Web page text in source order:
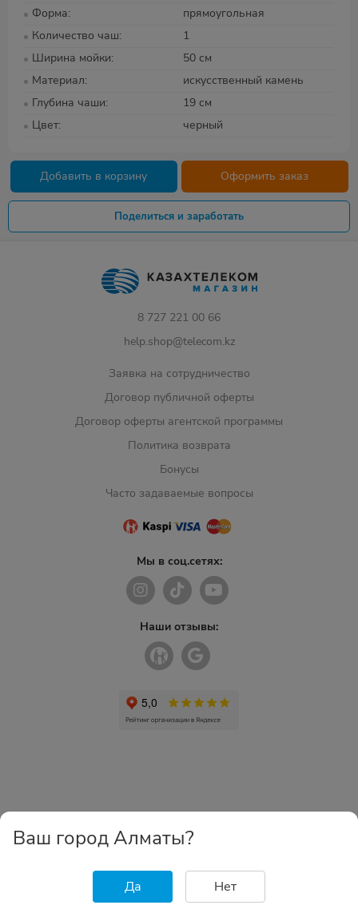
Форма
прямоугольная
Количество чаш
1
Ширина мойки
50 см
Материал
искусственный камень
Глубина чаши
19 см
Цвет
черный
Добавить в корзину Оформить заказ
Поделиться и заработать
8 727 221 00 66
help.shop@telecom.kz
Заявка на сотрудничество
Договор публичной оферты
Договор оферты агентской программы
Политика возврата
Бонусы
Часто задаваемые вопросы
Мы в соц.сетях:
Наши отзывы:
Ваш город Алматы?
Да Нет